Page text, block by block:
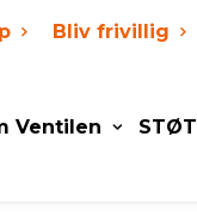
Bliv frivillig
Ventilen STØT